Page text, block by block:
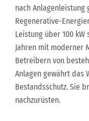
nach Anlagenleistung
Regenerative-
Leistung über 100
Jahren mit moderner
Betreibern von
Anlagen gewährt das
Bestandsschutz. Sie
nachzurüsten.